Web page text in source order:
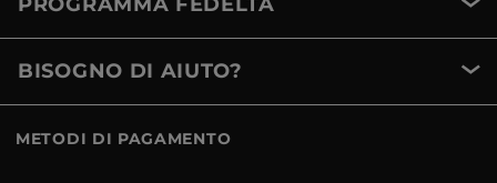
BISOGNO DI AIUTO?
METODI DI PAGAMENTO